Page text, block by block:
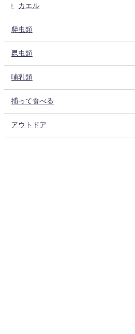
カエル
爬虫類
昆虫類
哺乳類
捕って食べる
アウトドア